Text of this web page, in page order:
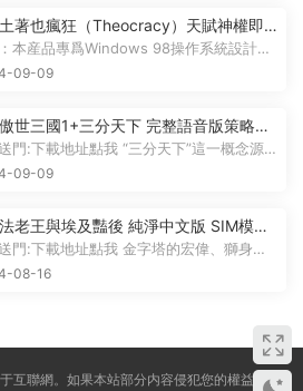
著也瘋狂（Theocracy）天賦神權即
舊PC遊戲
本産品專爲Windows 98操作系統設計。
虛拟機中安裝Windows 98系...
09-09
世三國1+三分天下 完整語音版策略即
電腦單機遊戲WIN10/WIN11含修改
地址點我 “三分天下”這一概念源
史上著名的三國時代，那...
09-09
老王與埃及豔後 純淨中文版 SIM模拟
電腦單機遊戲
地址點我 金字塔的宏偉、獅身人
漫、木乃伊的神秘、尼羅...
08-16
互聯網。如果本站部分内容侵犯您的權益，請